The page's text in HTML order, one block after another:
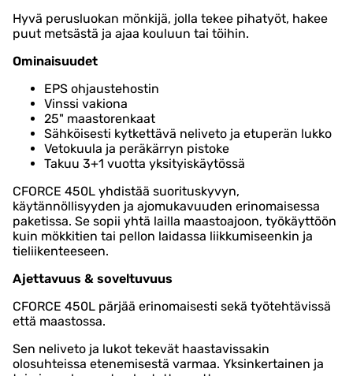
Hyvä perusluokan mönkijä, jolla tekee pihatyöt, hakee
puut metsästä ja ajaa kouluun tai töihin.
Ominaisuudet
EPS ohjaustehostin
Vinssi vakiona
25" maastorenkaat
Sähköisesti kytkettävä neliveto ja etuperän lukko
Vetokuula ja peräkärryn pistoke
Takuu 3+1 vuotta yksityiskäytössä
CFORCE 450L yhdistää suorituskyvyn,
käytännöllisyyden ja ajomukavuuden erinomaisessa
paketissa. Se sopii yhtä lailla maastoajoon, työkäyttöön
kuin mökkitien tai pellon laidassa liikkumiseenkin ja
tieliikenteeseen.
Ajettavuus & soveltuvuus
CFORCE 450L pärjää erinomaisesti sekä työtehtävissä
että maastossa.
Sen neliveto ja lukot tekevät haastavissakin
olosuhteissa etenemisestä varmaa. Yksinkertainen ja